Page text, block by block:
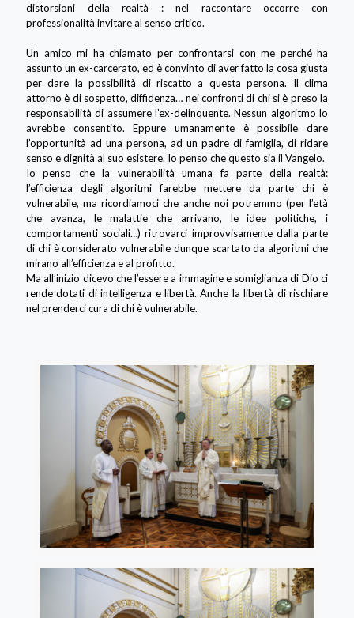
distorsioni della realtà : nel raccontare occorre con
professionalità invitare al senso critico.
Un amico mi ha chiamato per confrontarsi con me perché ha
assunto un ex-carcerato, ed è convinto di aver fatto la cosa giusta
per dare la possibilità di riscatto a questa persona. Il clima
attorno è di sospetto, diffidenza… nei confronti di chi si è preso la
responsabilità di assumere l’ex-delinquente. Nessun algoritmo lo
avrebbe consentito. Eppure umanamente è possibile dare
l’opportunità ad una persona, ad un padre di famiglia, di ridare
senso e dignità al suo esistere. Io penso che questo sia il Vangelo.
Io penso che la vulnerabilità umana fa parte della realtà:
l’efficienza degli algoritmi farebbe mettere da parte chi è
vulnerabile, ma ricordiamoci che anche noi potremmo (per l’età
che avanza, le malattie che arrivano, le idee politiche, i
comportamenti sociali…) ritrovarci improvvisamente dalla parte
di chi è considerato vulnerabile dunque scartato da algoritmi che
mirano all’efficienza e al profitto.
Ma all’inizio dicevo che l’essere a immagine e somiglianza di Dio ci
rende dotati di intelligenza e libertà. Anche la libertà di rischiare
nel prenderci cura di chi è vulnerabile.